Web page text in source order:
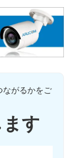
ながるかをご
す